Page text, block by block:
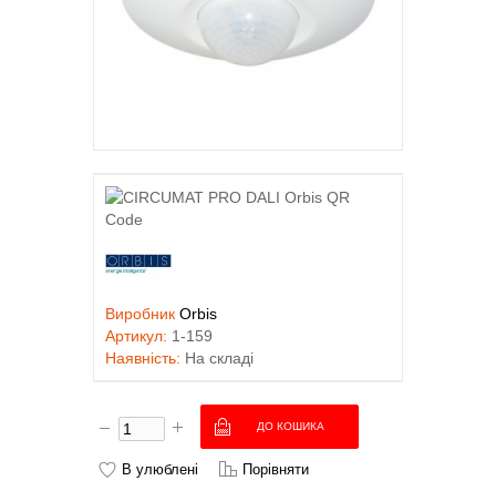
Виробник Orbis
Артикул: 1-159
Наявність: На складі
В улюблені Порівняти